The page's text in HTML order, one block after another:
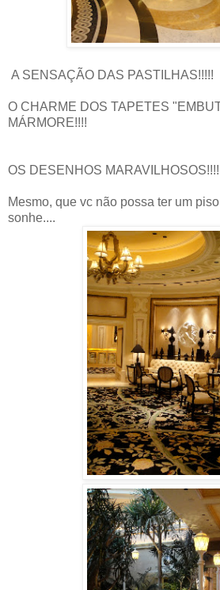
A SENSAÇÃO DAS PASTILHAS!!!!!
O CHARME DOS TAPETES
MÁRMORE!!!!
OS DESENHOS MARAVILHOSOS!!!!
Mesmo, que vc não possa ter um
sonhe....